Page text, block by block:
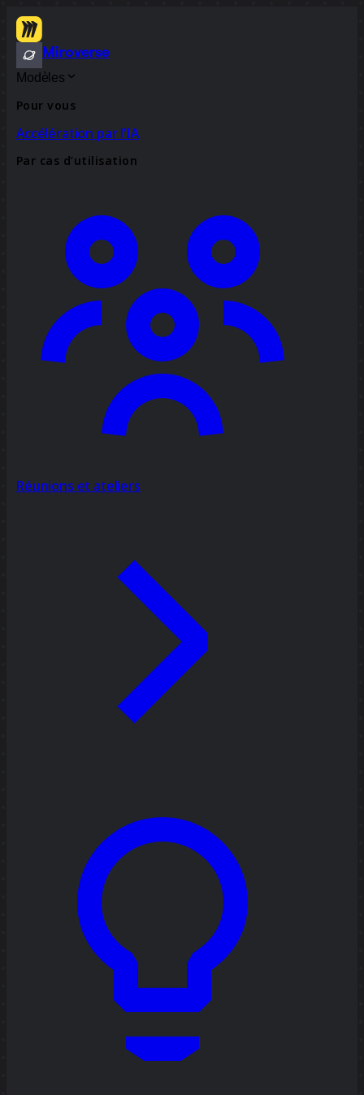
Miroverse
Modèles
Pour vous
Accélération par l’IA
Par cas d’utilisation
Réunions et ateliers